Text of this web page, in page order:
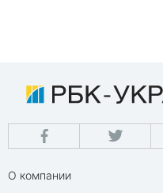
О компании